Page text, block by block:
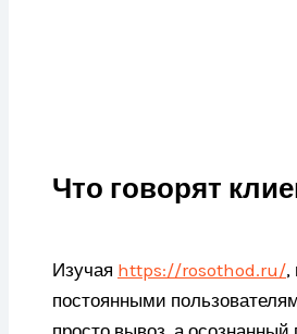
Что говорят
Изучая https://rosothod.ru/,
постоянными